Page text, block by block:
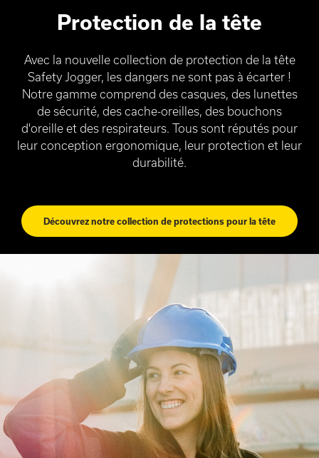
Protection de la tête
Avec la nouvelle collection de protection de la tête
Safety Jogger, les dangers ne sont pas à écarter !
Notre gamme comprend des casques, des lunettes
de sécurité, des cache-oreilles, des bouchons
d'oreille et des respirateurs. Tous sont réputés pour
leur conception ergonomique, leur protection et leur
durabilité.
Découvrez notre collection de protections pour la tête